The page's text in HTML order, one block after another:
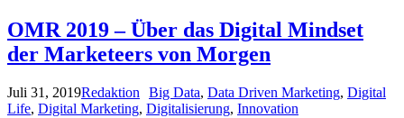
OMR 2019 – Über das Digital Mindset
der Marketeers von Morgen
Juli 31, 2019Redaktion Big Data, Data Driven Marketing, Digital
Life, Digital Marketing, Digitalisierung, Innovation